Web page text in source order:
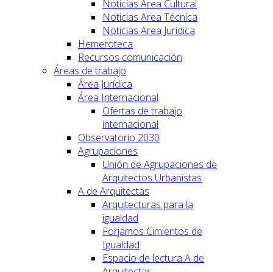
Noticias Area Cultural
Noticias Area Técnica
Noticias Area Jurídica
Hemeroteca
Recursos comunicación
Áreas de trabajo
Área Jurídica
Área Internacional
Ofertas de trabajo
internacional
Observatorio 2030
Agrupaciones
Unión de Agrupaciones de
Arquitectos Urbanistas
A de Arquitectas
Arquitecturas para la
igualdad
Forjamos Cimientos de
Igualdad
Espacio de lectura A de